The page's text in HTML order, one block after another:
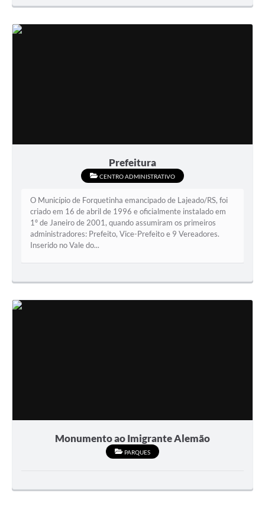
Prefeitura
CENTRO ADMINISTRATIVO
O Município de Forquetinha emancipado de Lajeado/RS, foi
criado em 16 de abril de 1996 e oficialmente instalado em
1º de Janeiro de 2001, quando assumiram os primeiros
administradores: Prefeito, Vice-Prefeito e 9 Vereadores.
Inserido no Vale do...
Monumento ao Imigrante Alemão
PARQUES